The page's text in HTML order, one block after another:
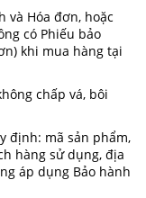
và Hóa đơn, hoặc
có Phiếu bảo
khi mua hàng tại
chấp vá, bôi
định: mã sản phẩm,
hàng sử dụng, địa
áp dụng Bảo hành